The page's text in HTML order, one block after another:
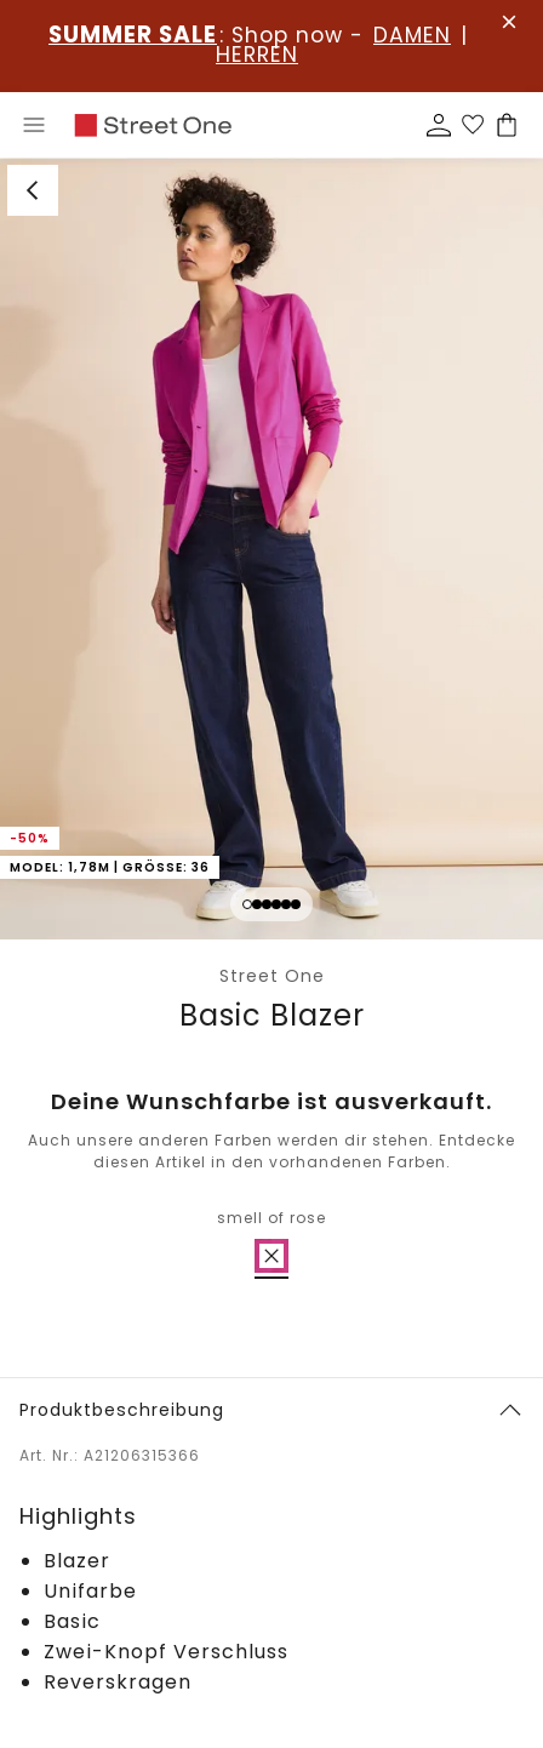
SUMMER SALE : Shop now - DAMEN |
HERREN
-50%
MODEL: 1,78M | GRÖSSE: 36
Street One
Basic Blazer
Deine Wunschfarbe ist ausverkauft.
Auch unsere anderen Farben werden dir stehen. Entdecke
diesen Artikel in den vorhandenen Farben.
smell of rose
Produktbeschreibung
Art. Nr.: A21206315366
Highlights
Blazer
Unifarbe
Basic
Zwei-Knopf Verschluss
Reverskragen